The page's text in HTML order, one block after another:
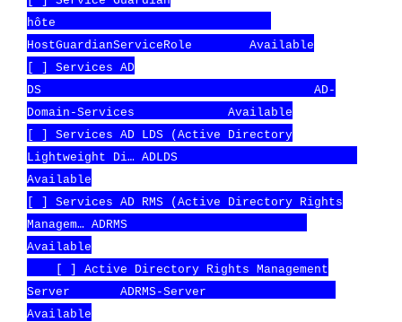
hôte
HostGuardianServiceRole Available
[ ] Services AD
DS AD-
Domain-Services Available
[ ] Services AD LDS (Active Directory
Lightweight Di… ADLDS
Available
[ ] Services AD RMS (Active Directory Rights
Managem… ADRMS
Available
[ ] Active Directory Rights Management
Server ADRMS-Server
Available